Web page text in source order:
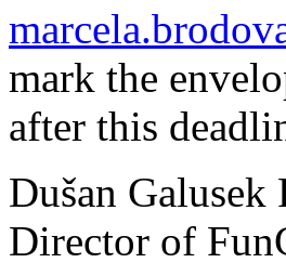
mark the
after this
Dušan Galusek
Director of